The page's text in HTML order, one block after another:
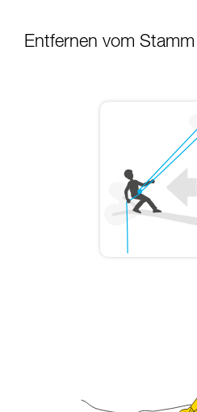
Training voraus. Prüfen
Wir geben Beispiele für
verbundenen
noch andere
beschrieben werden.
Entfernen vom Stamm